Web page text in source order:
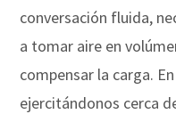
conversación fluida,
a tomar aire en
compensar la carga.
ejercitándonos cerca